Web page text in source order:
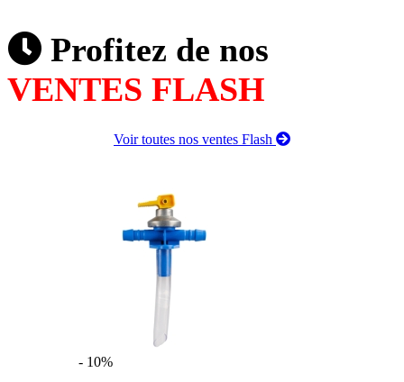
Profitez de nos
VENTES FLASH
Voir toutes nos ventes Flash
- 10%